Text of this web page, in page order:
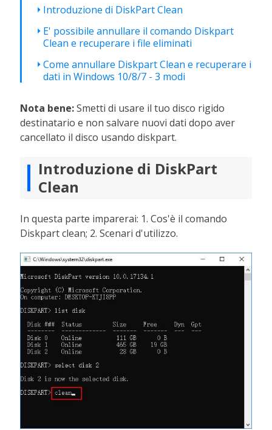
Introduzione di DiskPart Clean
E' possibile annullare il comando Diskpart
Clean e recuperare i file eliminati
Come annullare Diskpart Clean e recuperare i
dati in Windows 10/8/7 - 3 modi
Nota bene:Smetti di usare il tuo disco rigido
destinatario e non salvare nuovi dati dopo aver
cancellato il disco usando diskpart.
Introduzione di DiskPart
Clean
In questa parte imparerai: 1. Cos'è il comando
Diskpart clean; 2. Scenari d'utilizzo.